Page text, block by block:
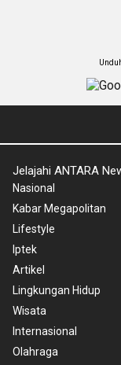
Jelajahi ANTARA
Nasional
Kabar Megapolitan
Lifestyle
Iptek
Artikel
Lingkungan Hidup
Wisata
Internasional
Olahraga